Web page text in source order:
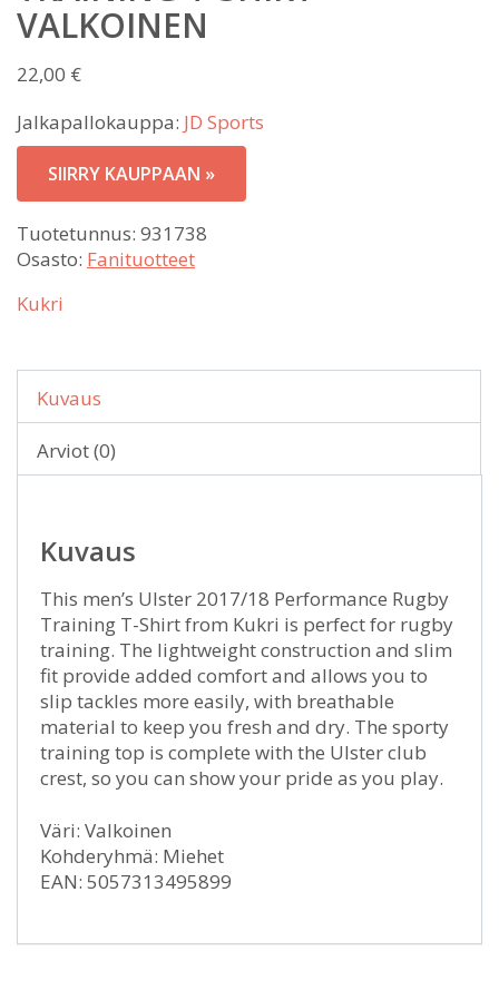
VALKOINEN
22,00 €
Jalkapallokauppa: JD Sports
SIIRRY KAUPPAAN »
Tuotetunnus: 931738
Osasto: Fanituotteet
Kukri
Kuvaus
Arviot (0)
Kuvaus
This men’s Ulster 2017/18 Performance Rugby
Training T-Shirt from Kukri is perfect for rugby
training. The lightweight construction and slim
fit provide added comfort and allows you to
slip tackles more easily, with breathable
material to keep you fresh and dry. The sporty
training top is complete with the Ulster club
crest, so you can show your pride as you play.
Väri: Valkoinen
Kohderyhmä: Miehet
EAN: 5057313495899